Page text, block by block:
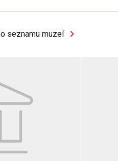
seznamu muzeí